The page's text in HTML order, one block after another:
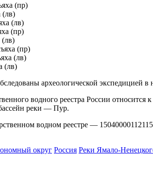
(пр)
(лв)
(лв)
(пр)
(лв)
(пр)
(лв)
(лв)
археологической экспедицией
водного реестра России
реки — Пур.
водном реестре —
округ Россия Реки Ямало-